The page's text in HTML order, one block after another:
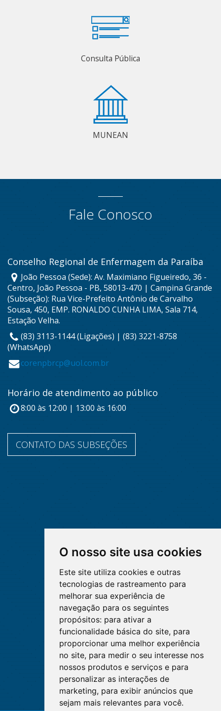
O nosso site usa cookies
Este site utiliza cookies e outras
tecnologias de rastreamento para
melhorar sua experiência de
navegação para os seguintes
propósitos: para ativar a
funcionalidade básica do site, para
proporcionar uma melhor experiência
no site, para medir o seu interesse nos
nossos produtos e serviços e para
personalizar as interações de
marketing, para exibir anúncios que
sejam mais relevantes para você.
Consulta Pública
MUNEAN
Fale Conosco
Conselho Regional de Enfermagem da Paraíba
João Pessoa (Sede): Av. Maximiano Figueiredo, 36 -
Centro, João Pessoa - PB, 58013-470 | Campina Grande
(Subseção): Rua Vice-Prefeito Antônio de Carvalho
Sousa, 450, EMP. RONALDO CUNHA LIMA, Sala 714,
Estação Velha.
(83) 3113-1144 (Ligações) | (83) 3221-8758
(WhatsApp)
corenpbrcp@uol.com.br
Horário de atendimento ao público
8:00 às 12:00 | 13:00 às 16:00
CONTATO DAS SUBSEÇÕES